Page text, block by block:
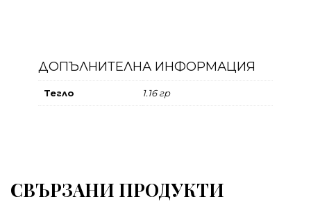
ДОПЪЛНИТЕЛНА ИНФОРМАЦИЯ
Тегло 1.16 гр
СВЪРЗАНИ ПРОДУКТИ